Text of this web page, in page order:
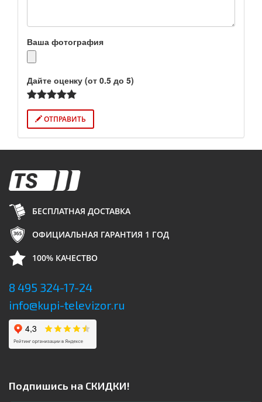
Ваша фотография
Дайте оценку (от 0.5 до 5)
ОТПРАВИТЬ
БЕСПЛАТНАЯ ДОСТАВКА
ОФИЦИАЛЬНАЯ ГАРАНТИЯ 1 ГОД
100% КАЧЕСТВО
8 495 324-17-24
info@kupi-televizor.ru
Подпишись на СКИДКИ!